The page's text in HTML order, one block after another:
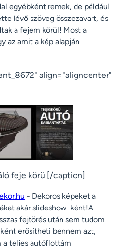
egyébként remek, de például
lévő szöveg összezavart, és
a fejem körül! Most a
az amit a kép alapján
align="aligncenter"
feje körül[/caption]
- Dekoros képeket a
akár slideshow-ként!A
fejtörés után sem tudom
erősítheti bennem azt,
a teljes autóflottám